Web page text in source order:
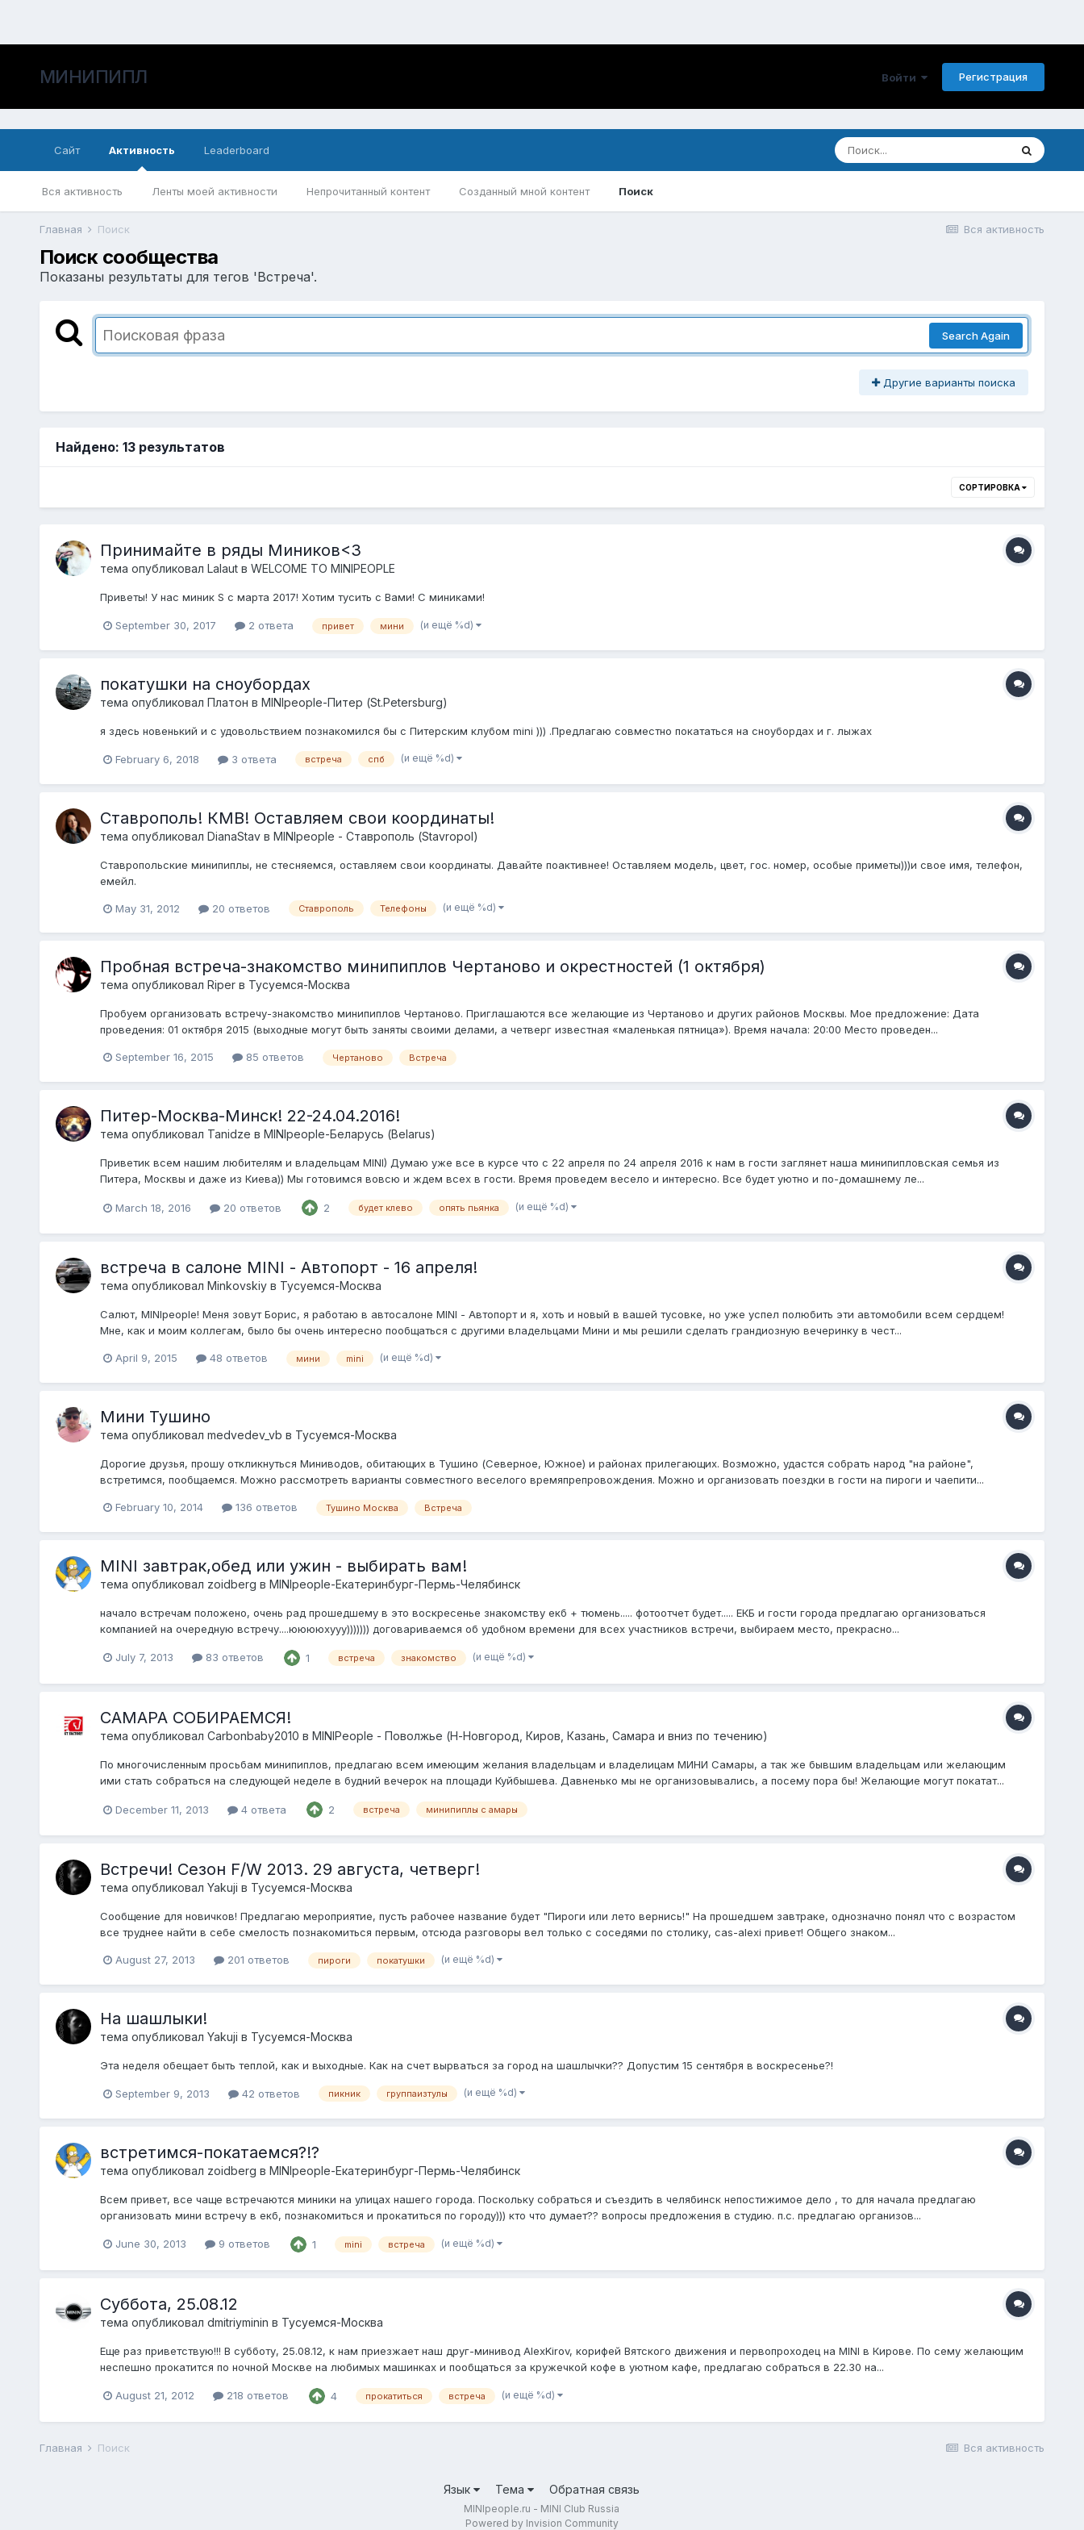
МИНИПИПЛ Войти Регистрация
Сайт Активность
Вся активность Ленты моей активности Непрочитанный контент Созданный мной контент Поиск
Leaderboard
Вся активность
Главная Поиск
Поиск сообщества
Показаны результаты для тегов 'Встреча'.
Search Again
Другие варианты поиска
Найдено: 13 результатов
СОРТИРОВКА
Принимайте в ряды Миников<3
тема опубликовал Lalautв WELCOME TO MINIPEOPLE
Приветы! У нас миник S с марта 2017! Хотим тусить с Вами! С миниками!
September 30, 2017 2 ответа привет мини (и ещё %d)
покатушки на сноубордах
тема опубликовал Платон в MINIpeople-Питер (St.Petersburg)
я здесь новенький и с удовольствием познакомился бы с Питерским клубом mini ))) .Предлагаю совместно покататься на сноубордах и г. лыжах
February 6, 2018 3 ответа встреча спб (и ещё %d)
Ставрополь! КМВ! Оставляем свои координаты!
тема опубликовал DianaStavв MINIpeople - Ставрополь (Stavropol)
Ставропольские минипиплы, не стесняемся, оставляем свои координаты. Давайте поактивнее! Оставляем модель, цвет, гос. номер, особые приметы)))и свое имя, телефон,
емейл.
May 31, 2012 20 ответов Ставрополь Телефоны (и ещё %d)
Пробная встреча-знакомство минипиплов Чертаново и окрестностей (1 октября)
тема опубликовал Riperв Тусуемся-Москва
Пробуем организовать встречу-знакомство минипиплов Чертаново. Приглашаются все желающие из Чертаново и других районов Москвы. Мое предложение: Дата
проведения: 01 октября 2015 (выходные могут быть заняты своими делами, а четверг известная «маленькая пятница»). Время начала: 20:00 Место проведен...
September 16, 2015 85 ответов Чертаново Встреча
Питер-Москва-Минск! 22-24.04.2016!
тема опубликовал Tanidze в MINIpeople-Беларусь (Belarus)
Приветик всем нашим любителям и владельцам MINI) Думаю уже все в курсе что с 22 апреля по 24 апреля 2016 к нам в гости заглянет наша минипипловская семья из
Питера, Москвы и даже из Киева)) Мы готовимся вовсю и ждем всех в гости. Время проведем весело и интересно. Все будет уютно и по-домашнему ле...
March 18, 2016 20 ответов 2 будет клево опять пьянка (и ещё %d)
встреча в салоне MINI - Автопорт - 16 апреля!
тема опубликовал Minkovskiyв Тусуемся-Москва
Салют, MINIpeople! Меня зовут Борис, я работаю в автосалоне MINI - Автопорт и я, хоть и новый в вашей тусовке, но уже успел полюбить эти автомобили всем сердцем!
Мне, как и моим коллегам, было бы очень интересно пообщаться с другими владельцами Мини и мы решили сделать грандиозную вечеринку в чест...
April 9, 2015 48 ответов мини mini (и ещё %d)
Мини Тушино
тема опубликовал medvedev_vb в Тусуемся-Москва
Дорогие друзья, прошу откликнуться Миниводов, обитающих в Тушино (Северное, Южное) и районах прилегающих. Возможно, удастся собрать народ "на районе",
встретимся, пообщаемся. Можно рассмотреть варианты совместного веселого времяпрепровождения. Можно и организовать поездки в гости на пироги и чаепити...
February 10, 2014 136 ответов Тушино Москва Встреча
MINI завтрак,обед или ужин - выбирать вам!
тема опубликовал zoidberg в MINIpeople-Екатеринбург-Пермь-Челябинск
начало встречам положено, очень рад прошедшему в это воскресенье знакомству екб + тюмень..... фотоотчет будет..... ЕКБ и гости города предлагаю организоваться
компанией на очередную встречу....ююююхууу))))))) договариваемся об удобном времени для всех участников встречи, выбираем место, прекрасно...
July 7, 2013 83 ответов 1 встреча знакомство (и ещё %d)
САМАРА СОБИРАЕМСЯ!
тема опубликовал Carbonbaby2010 в MINIPeople - Поволжье (Н-Новгород, Киров, Казань, Самара и вниз по течению)
По многочисленным просьбам минипиплов, предлагаю всем имеющим желания владельцам и владелицам МИНИ Самары, а так же бывшим владельцам или желающим
ими стать собраться на следующей неделе в будний вечерок на площади Куйбышева. Давненько мы не организовывались, а посему пора бы! Желающие могут покатат...
December 11, 2013 4 ответа 2 встреча минипиплы с амары
Встречи! Сезон F/W 2013. 29 августа, четверг!
тема опубликовал Yakuji в Тусуемся-Москва
Сообщение для новичков! Предлагаю мероприятие, пусть рабочее название будет "Пироги или лето вернись!" На прошедшем завтраке, однозначно понял что с возрастом
все труднее найти в себе смелость познакомиться первым, отсюда разговоры вел только с соседями по столику, cas-alexi привет! Общего знаком...
August 27, 2013 201 ответов пироги покатушки (и ещё %d)
На шашлыки!
тема опубликовал Yakuji в Тусуемся-Москва
Эта неделя обещает быть теплой, как и выходные. Как на счет вырваться за город на шашлычки?? Допустим 15 сентября в воскресенье?!
September 9, 2013 42 ответов пикник группаизтулы (и ещё %d)
встретимся-покатаемся?!?
тема опубликовал zoidberg в MINIpeople-Екатеринбург-Пермь-Челябинск
Всем привет, все чаще встречаются миники на улицах нашего города. Поскольку собраться и съездить в челябинск непостижимое дело , то для начала предлагаю
организовать мини встречу в екб, познакомиться и прокатиться по городу))) кто что думает?? вопросы предложения в студию. п.с. предлагаю организов...
June 30, 2013 9 ответов 1 mini встреча (и ещё %d)
Суббота, 25.08.12
тема опубликовал dmitriyminin в Тусуемся-Москва
Еще раз приветствую!!! В субботу, 25.08.12, к нам приезжает наш друг-минивод AlexKirov, корифей Вятского движения и первопроходец на MINI в Кирове. По сему желающим
неспешно прокатится по ночной Москве на любимых машинках и пообщаться за кружечкой кофе в уютном кафе, предлагаю собраться в 22.30 на...
August 21, 2012 218 ответов 4 прокатиться встреча (и ещё %d)
Вся активность
Главная Поиск
Язык Тема Обратная связь
MINIpeople.ru - MINI Club Russia
Powered by Invision Community